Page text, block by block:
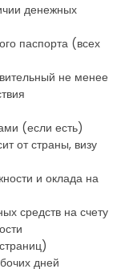
денежных
паспорта (всех
не менее
(если есть)
от страны, визу
и оклада на
средств на счету
дней